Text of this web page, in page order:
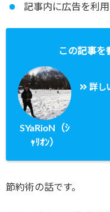
記事内に広告を利用
この記事を
SYaRioN（ｼ
ｬﾘｵﾝ）
詳し
節約術の話です。